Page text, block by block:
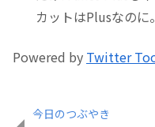
カットはPlusなのに
Powered by Twitter
今日のつぶやき